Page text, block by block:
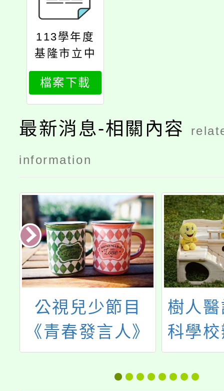
113學年度
基隆市立中
山高中國中
部大德分校
慈輝班招生
簡章
檔案下載
最新消息-相關內容
information
公視兒少節目
《青春發言人》
將於 12/15 晚間
9 點推出「躲在
樹人
科學
事人